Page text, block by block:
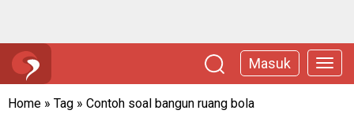
Masuk
Home » Tag » Contoh soal bangun ruang bola